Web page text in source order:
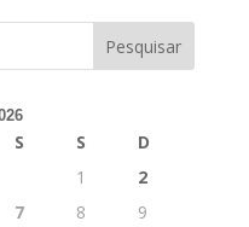
S S
D
1
2
7 8
9